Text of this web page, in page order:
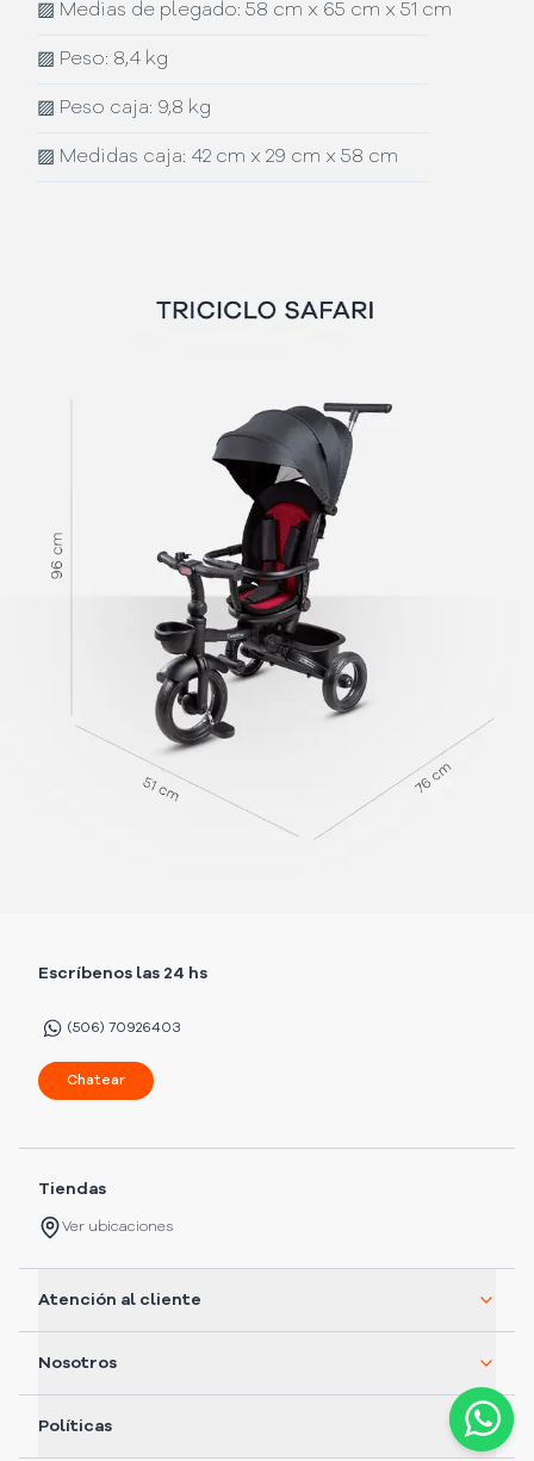
▨ Medias de plegado: 58 cm x 65 cm x 51 cm
▨ Peso: 8,4 kg
▨ Peso caja: 9,8 kg
▨ Medidas caja: 42 cm x 29 cm x 58 cm
Escríbenos las 24 hs
(506) 70926403
Chatear
Tiendas
Ver ubicaciones
Atención al cliente
Nosotros
Políticas